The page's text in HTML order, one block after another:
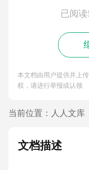
已阅
本文档由用户提供并上
权，请进行举报或认领
当前位置： 人人文库
文档描述